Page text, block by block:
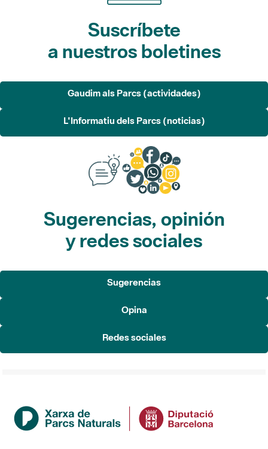
Suscríbete
a nuestros boletines
Gaudim als Parcs (actividades)
L'Informatiu dels Parcs (noticias)
Sugerencias, opinión
y redes sociales
Sugerencias
Opina
Redes sociales